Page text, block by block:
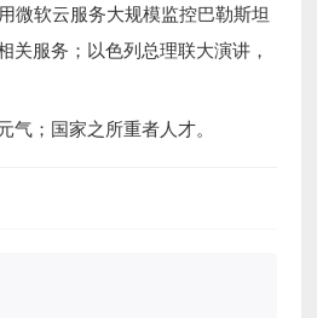
微软云服务大规模监控巴勒斯坦
关服务；以色列总理联大演讲，
气；国家之所重者人才。